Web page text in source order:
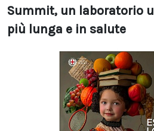
Summit, un laboratorio
più lunga e in salute